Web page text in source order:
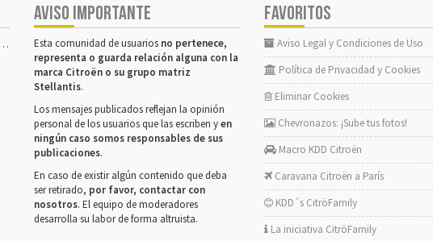
AVISO IMPORTANTE
Esta comunidad de usuarios no pertenece,
representa o guarda relación alguna con la
marca Citroën o su grupo matriz
Stellantis.
Los mensajes publicados reflejan la opinión
personal de los usuarios que las escriben yen
ningún caso somos responsables de sus
publicaciones.
En caso de existir algún contenido que deba
ser retirado, por favor, contactar con
nosotros. El equipo de moderadores
desarrolla su labor de forma altruista.
FAVORITOS
Aviso Legal y Condiciones de Uso
Política de Privacidad y Cookies
Eliminar Cookies
Chevronazos: ¡Sube tus fotos!
Macro KDD Citroën
Caravana Citroën a París
KDD´s CitröFamily
La iniciativa CitröFamily